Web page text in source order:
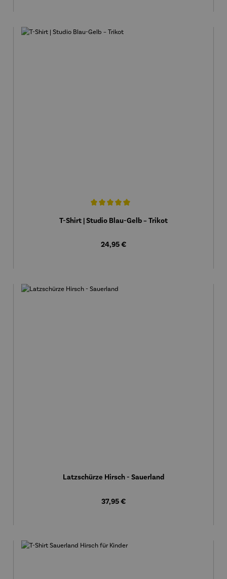
T-Shirt | Studio Blau-Gelb – Trikot
Regulärer Preis:
24,95 €
Latzschürze Hirsch - Sauerland
Regulärer Preis:
37,95 €